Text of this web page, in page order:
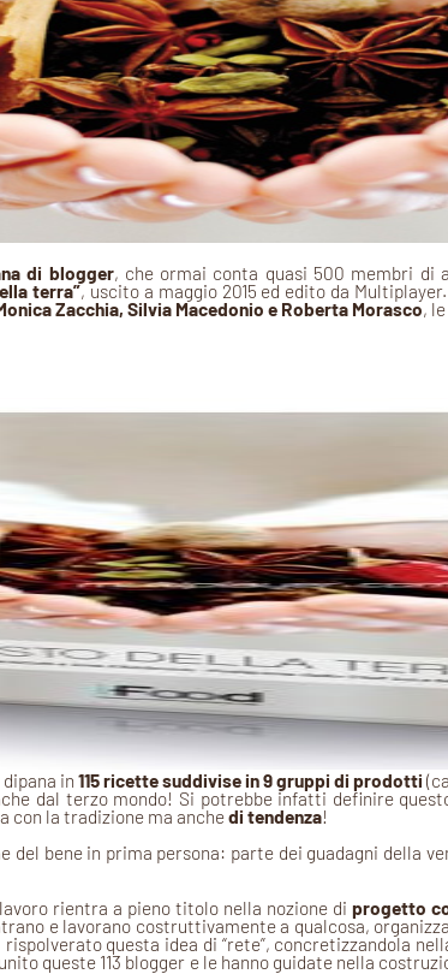
di blogger, che ormai conta quasi 500 membri di
terra”, uscito a maggio 2015 ed edito da
Zacchia, Silvia Macedonio e Roberta Morasco,
in 115 ricette suddivise in 9 gruppi di prodotti
dal terzo mondo! Si potrebbe infatti definire
con la tradizione ma anchedi tendenza!
del bene in prima persona: parte dei guadagni della
rientra a pieno titolo nella nozione diprogetto
e lavorano costruttivamente a qualcosa,
questa idea di “rete”, concretizzandola
queste 113 blogger e le hanno guidate nella